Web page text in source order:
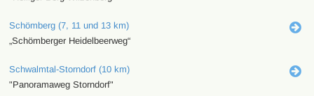
Schömberg (7, 11 und 13 km)
„Schömberger Heidelbeerweg“
Schwalmtal-Storndorf (10 km)
"Panoramaweg Storndorf"